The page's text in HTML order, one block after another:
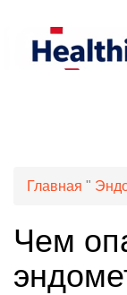
Главная "
Чем